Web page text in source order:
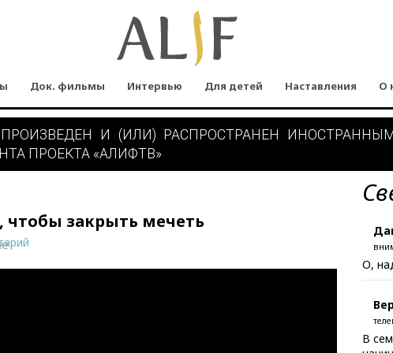
Док. фильмы Интервью Для детей Наставления О
И (ИЛИ) РАСПРОСТРАНЕН
ПРОЕКТА «АЛИФТВ»
чтобы закрыть мечеть
О,
В